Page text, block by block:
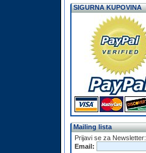
SIGURNA KUPOVINA
Mailing lista
Prijavi se za Newsletter:
Email: